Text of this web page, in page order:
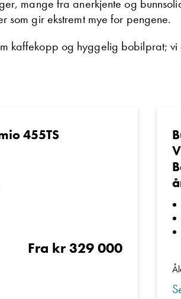
mange fra anerkjente og
som gir ekstremt mye for pengene.
kaffekopp og hyggelig bobilprat;
455TS
Fra kr 329 000